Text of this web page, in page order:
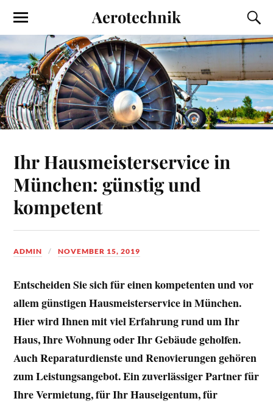
Aerotechnik
Ihr Hausmeisterservice in
München: günstig und
kompetent
ADMIN NOVEMBER 15, 2019
Entscheiden Sie sich für einen kompetenten und vor
allem günstigen Hausmeisterservice in München.
Hier wird Ihnen mit viel Erfahrung rund um Ihr
Haus, Ihre Wohnung oder Ihr Gebäude geholfen.
Auch Reparaturdienste und Renovierungen gehören
zum Leistungsangebot. Ein zuverlässiger Partner für
Ihre Vermietung, für Ihr Hauseigentum, für